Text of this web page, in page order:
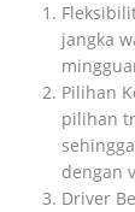
jangka
Pilihan
pilihan
dengan
Driver